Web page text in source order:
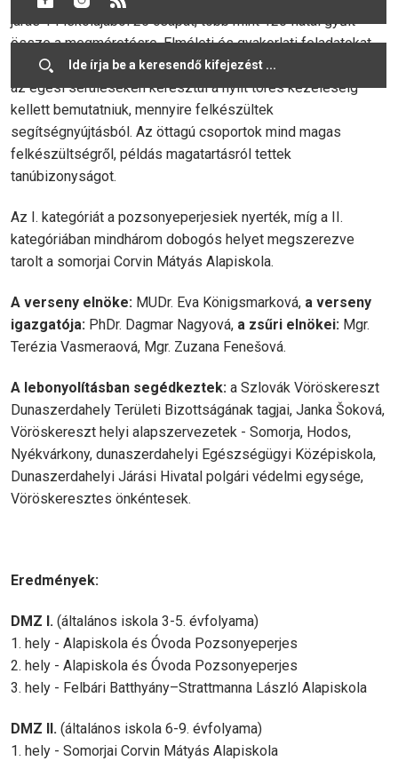
járás 14 iskolájából 25 csapat, több mint 120 fiatal gyűlt
össze a megméretésre. Elméleti és gyakorlati feladatokat
kellett teljesíteniük, az általános egészségügyi tudnivalóktól
az égési sérüléseken keresztül a nyílt törés kezeléséig
kellett bemutatniuk, mennyire felkészültek
segítségnyújtásból. Az öttagú csoportok mind magas
felkészültségről, példás magatartásról tettek
tanúbizonyságot.
Az I. kategóriát a pozsonyeperjesiek nyerték, míg a II.
kategóriában mindhárom dobogós helyet megszerezve
tarolt a somorjai Corvin Mátyás Alapiskola.
A verseny elnöke: MUDr. Eva Königsmarková, a verseny
igazgatója: PhDr. Dagmar Nagyová, a zsűri elnökei: Mgr.
Terézia Vasmeraová, Mgr. Zuzana Fenešová.
A lebonyolításban segédkeztek: a Szlovák Vöröskereszt
Dunaszerdahely Területi Bizottságának tagjai, Janka Šoková,
Vöröskereszt helyi alapszervezetek - Somorja, Hodos,
Nyékvárkony, dunaszerdahelyi Egészségügyi Középiskola,
Dunaszerdahelyi Járási Hivatal polgári védelmi egysége,
Vöröskeresztes önkéntesek.
Eredmények:
DMZ I. (általános iskola 3-5. évfolyama)
1. hely - Alapiskola és Óvoda Pozsonyeperjes
2. hely - Alapiskola és Óvoda Pozsonyeperjes
3. hely - Felbári Batthyány–Strattmanna László Alapiskola
DMZ II. (általános iskola 6-9. évfolyama)
1. hely - Somorjai Corvin Mátyás Alapiskola